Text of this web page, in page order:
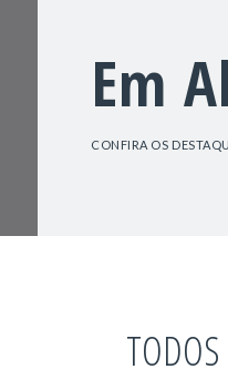
Em
CONFIRA OS